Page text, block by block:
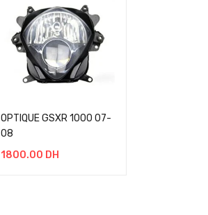
OPTIQUE GSXR 1000 07-
08
1800.00 DH